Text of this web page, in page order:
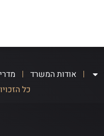
אודות המשרד
כל